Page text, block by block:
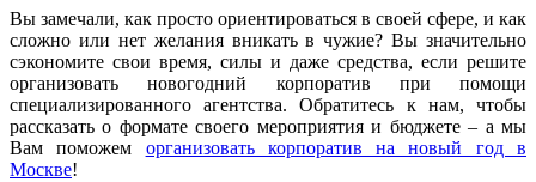
Вы замечали, как просто ориентироваться в своей сфере, и как
сложно или нет желания вникать в чужие? Вы значительно
сэкономите свои время, силы и даже средства, если решите
организовать новогодний корпоратив при помощи
специализированного агентства. Обратитесь к нам, чтобы
рассказать о формате своего мероприятия и бюджете – а мы
Вам поможем организовать корпоратив на новый год в
Москве!